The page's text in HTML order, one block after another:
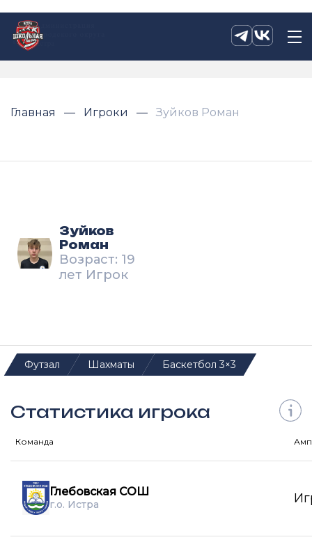
Главная Игроки Зуйков Роман
Зуйков
Роман
Возраст: 19
лет Игрок
Футзал Шахматы Баскетбол 3×3
Статистика игрока
Команда
Глебовская СОШ
г.о. Истра